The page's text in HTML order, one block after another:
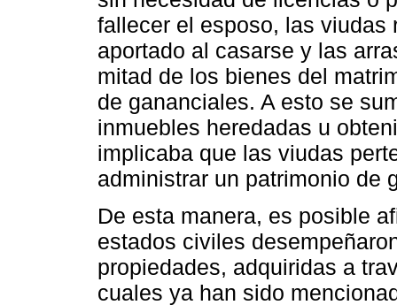
fallecer el esposo, las
aportado al casarse y las
mitad de los bienes del
de gananciales. A esto se
inmuebles heredadas u
implicaba que las viudas
administrar un patrimonio de
De esta manera, es posible
estados civiles
propiedades, adquiridas a
cuales ya han sido